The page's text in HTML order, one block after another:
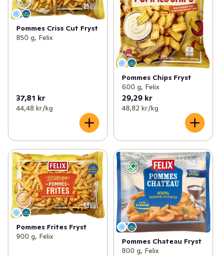
Pommes Criss Cut Fryst
850 g, Felix
37,81 kr
44,48 kr /kg
Pommes Chips Fryst
600 g, Felix
29,29 kr
48,82 kr /kg
Pommes Frites Fryst
900 g, Felix
Pommes Chateau Fryst
800 g, Felix